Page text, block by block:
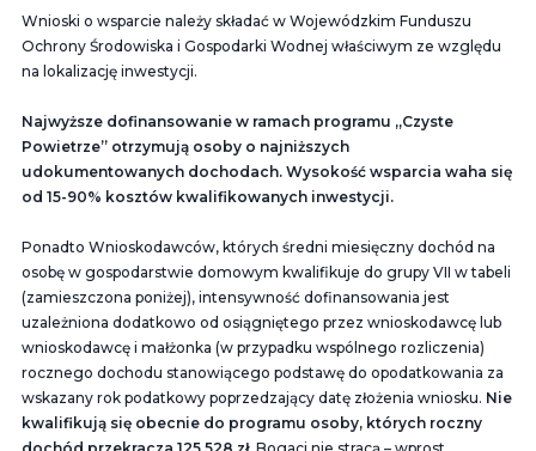
Wnioski o wsparcie należy składać w Wojewódzkim Funduszu
Ochrony Środowiska i Gospodarki Wodnej właściwym ze względu
na lokalizację inwestycji.
Najwyższe dofinansowanie w ramach programu „Czyste
Powietrze” otrzymują osoby o najniższych
udokumentowanych dochodach. Wysokość wsparcia waha się
od 15-90% kosztów kwalifikowanych inwestycji.
Ponadto Wnioskodawców, których średni miesięczny dochód na
osobę w gospodarstwie domowym kwalifikuje do grupy VII w tabeli
(zamieszczona poniżej), intensywność dofinansowania jest
uzależniona dodatkowo od osiągniętego przez wnioskodawcę lub
wnioskodawcę i małżonka (w przypadku wspólnego rozliczenia)
rocznego dochodu stanowiącego podstawę do opodatkowania za
wskazany rok podatkowy poprzedzający datę złożenia wniosku. Nie
kwalifikują się obecnie do programu osoby, których roczny